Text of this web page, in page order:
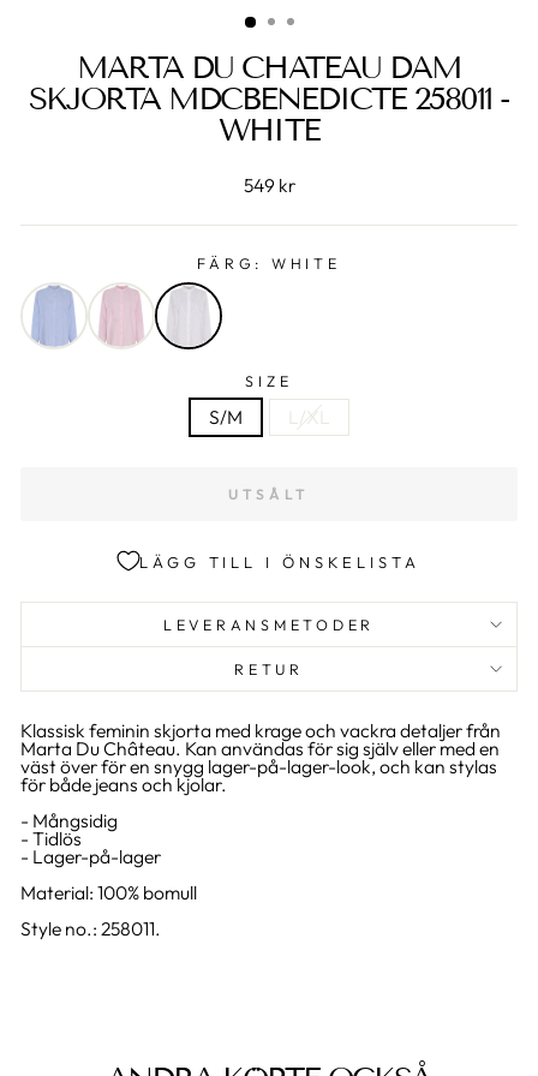
MARTA DU CHATEAU DAM
SKJORTA MDCBENEDICTE 258011 -
WHITE
549 kr
FÄRG: WHITE
SIZE
S/M L/XL
UTSÅLT
LÄGG TILL I ÖNSKELISTA
LEVERANSMETODER
RETUR
Klassisk feminin skjorta med krage och vackra detaljer från
Marta Du Château. Kan användas för sig själv eller med en
väst över för en snygg lager-på-lager-look, och kan stylas
för både jeans och kjolar.
- Mångsidig
- Tidlös
- Lager-på-lager
Material: 100% bomull
Style no.: 258011.